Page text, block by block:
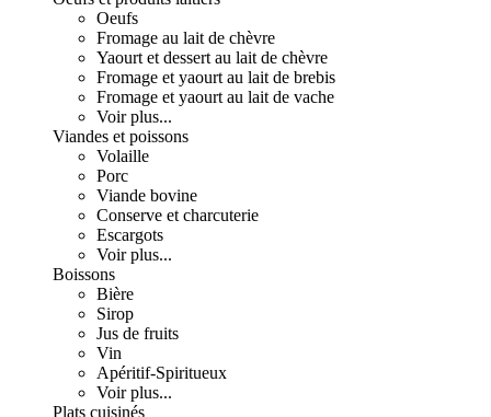
Oeufs
Fromage au lait de chèvre
Yaourt et dessert au lait de chèvre
Fromage et yaourt au lait de brebis
Fromage et yaourt au lait de vache
Voir plus...
Viandes et poissons
Volaille
Porc
Viande bovine
Conserve et charcuterie
Escargots
Voir plus...
Boissons
Bière
Sirop
Jus de fruits
Vin
Apéritif-Spiritueux
Voir plus...
Plats cuisinés